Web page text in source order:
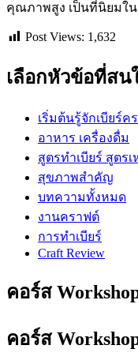
คุณภาพสูง เป็นที่นิยมใ
Post Views: 1,632
เลือกหัวข้อที่สน
เริ่มต้นรู้จักเบียร์ค
อาหาร เครื่องดื่ม
สูตรทำเบียร์ สูตร
สุขภาพสำคัญ
บทความทั้งหมด
งานคราฟต์
การทำเบียร์
Craft Review
คอร์ส
คอร์ส